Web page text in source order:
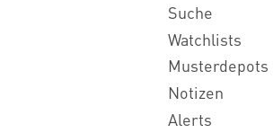
Suche
Watchlists
Musterdepots
Notizen
Alerts